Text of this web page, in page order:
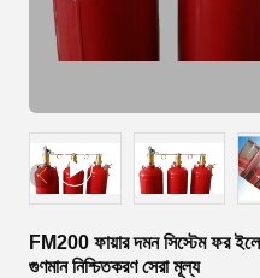
FM200 ফায়ার দমন সিস্টেম ফর
গুণমান নিশ্চিতকরণ সেরা মূল্য